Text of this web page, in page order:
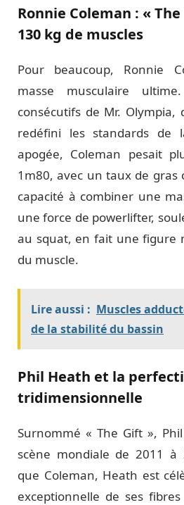
Ronnie Coleman : «
130 kg de muscles
Pour beaucoup, Ronnie
masse musculaire
consécutifs de Mr.
redéfini les standards de
apogée, Coleman pesait
1m80, avec un taux de gras
capacité à combiner une
une force de powerlifter,
au squat, en fait une figure
du muscle.
Lire aussi : Muscles
de la stabilité du bassin
Phil Heath et la
tridimensionnelle
Surnommé « The Gift »,
scène mondiale de 2011 à
que Coleman, Heath est
exceptionnelle de ses